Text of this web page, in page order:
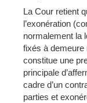
La Cour retient
l’exonération
normalement la
fixés à demeure
constitue une
principale
cadre d’un
parties et